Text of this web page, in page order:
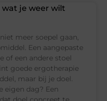
je weer wilt
meer soepel gaan,
Een aangepaste
of een andere stoel
goede ergotherapie
maar bij je doel.
eigen dag? Een